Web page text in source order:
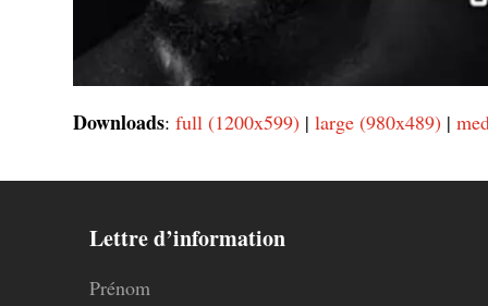
Downloads:full (1200x599) |large (980x489) |
Lettre d’information
Prénom